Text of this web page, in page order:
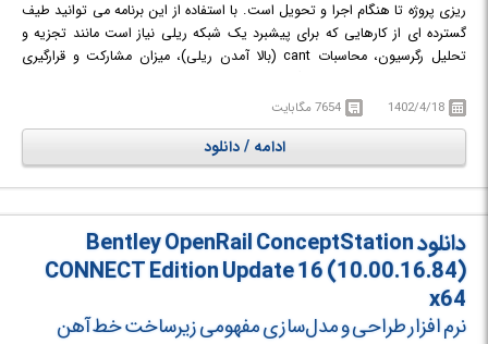
ریزی پروژه تا هنگام اجرا و تحویل است. با استفاده از این برنامه می توانید طیف
گسترده ای از کارهایی که برای پیشبرد یک شبکه ریلی نیاز است مانند تجزیه و
تحلیل رگرسیون، محاسبات cant (بالا آمدن ریلی)، میزان مشارکت و قرارگیری
شبکه بهداشتی، برق سازی خطوط هوایی (در آینده) و تولید محصولات قابل
تحویل در ساخت را مدیریت کنید.
OpenRail Designer CONNECT Editionنرم افزاری جدید است که قابلیت
های تمام اپلیکیشن هایی که در Bentley Rail Track, Power Rail Track و
Power Rail Overhead Line ارائه شده اند را به صورت یکجا ارائه می دهد و
جایگزینی برای آن ها محسوب می‌شود. OpenRail Designer برمبنای تکنولوژی
مدلسازی OpenRoads ساخته شده است و قابلیت های جدید قابل توجهی در
مدل سازی، مدل سازی تحلیلی و همکاری پروژه را فراهم می کند.
1402/4/18 7654 مگابایت
ادامه / دانلود
دانلود Bentley OpenRail ConceptStation
CONNECT Edition Update 16 (10.00.16.84)
x64
نرم افزار طراحی و مدل‌سازی مفهومی زیرساخت خط آهن